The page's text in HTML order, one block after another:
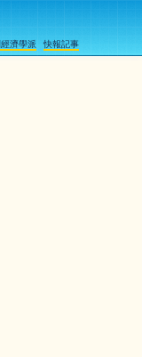
濟學派 快報記事